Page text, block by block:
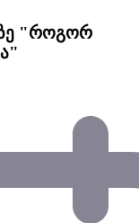
"როგორ